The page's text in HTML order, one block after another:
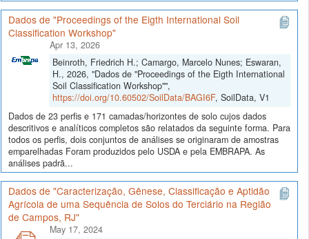
Dados de "Proceedings of the Eigth International Soil
Classification Workshop"
Apr 13, 2026
Beinroth, Friedrich H.; Camargo, Marcelo Nunes; Eswaran,
H., 2026, "Dados de "Proceedings of the Eigth International
Soil Classification Workshop"",
https://doi.org/10.60502/SoilData/BAGI6F, SoilData, V1
Dados de 23 perfis e 171 camadas/horizontes de solo cujos dados
descritivos e analíticos completos são relatados da seguinte forma. Para
todos os perfis, dois conjuntos de análises se originaram de amostras
emparelhadas Foram produzidos pelo USDA e pela EMBRAPA. As
análises padrã...
Dados de "Caracterização, Gênese, Classificação e Aptidão
Agrícola de uma Sequência de Solos do Terciário na Região
de Campos, RJ"
May 17, 2024